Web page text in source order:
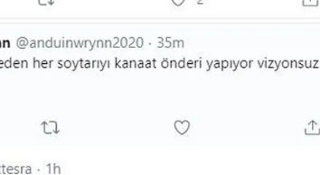
kullanılan çerezlerle ilgili bilgi almak için lütfen